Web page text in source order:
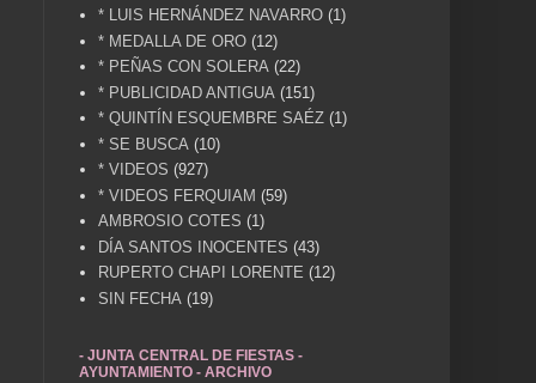
* LUIS HERNÁNDEZ NAVARRO (1)
* MEDALLA DE ORO (12)
* PEÑAS CON SOLERA (22)
* PUBLICIDAD ANTIGUA (151)
* QUINTÍN ESQUEMBRE SAÉZ (1)
* SE BUSCA (10)
* VIDEOS (927)
* VIDEOS FERQUIAM (59)
AMBROSIO COTES (1)
DÍA SANTOS INOCENTES (43)
RUPERTO CHAPI LORENTE (12)
SIN FECHA (19)
- JUNTA CENTRAL DE FIESTAS -
AYUNTAMIENTO - ARCHIVO